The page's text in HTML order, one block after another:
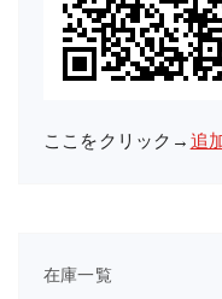
ここをクリック→ 追
在庫一覧